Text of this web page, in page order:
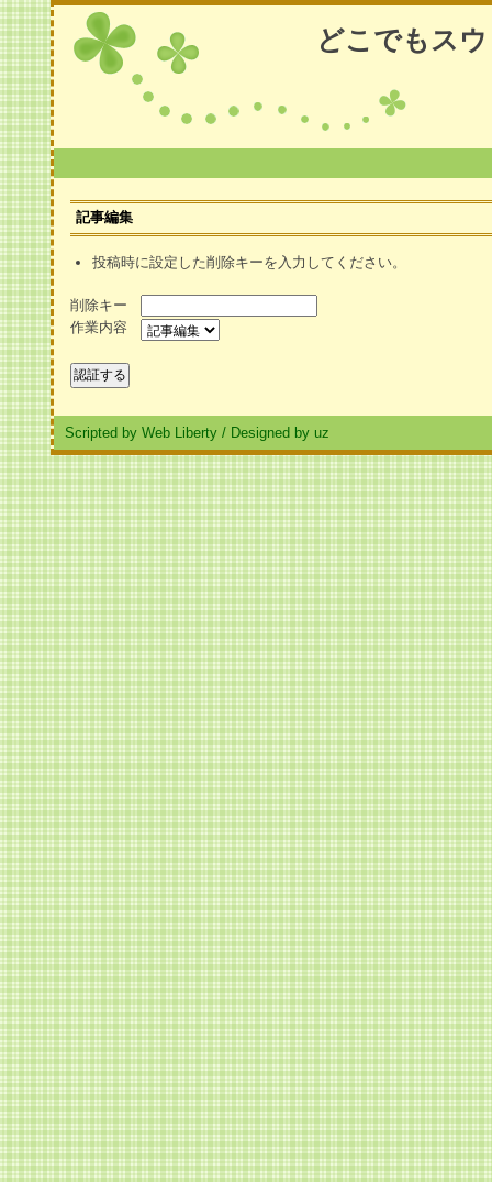
どこでもス
記事編集
投稿時に設定した削除キーを入力してください。
削除キー
作業内容
Scripted by Web Liberty / Designed by uz